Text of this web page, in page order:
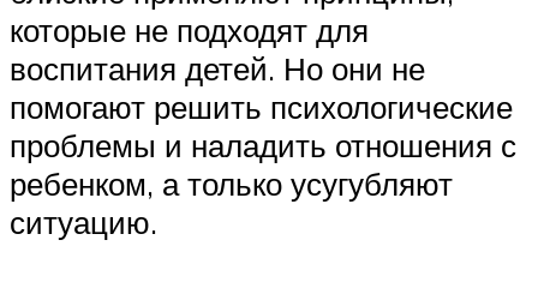
которые не подходят для
воспитания детей. Но они не
помогают решить психологические
проблемы и наладить отношения с
ребенком, а только усугубляют
ситуацию.